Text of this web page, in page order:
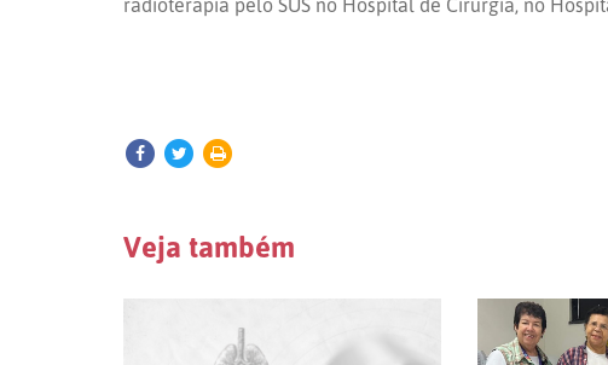
radioterapia pelo SUS no Hospital de Cirurgia, no
Veja também